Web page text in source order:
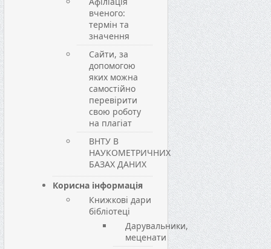
вченого:
термін та
значення
Сайти, за
допомогою
яких можна
самостійно
перевірити
свою роботу
на плагіат
ВНТУ В
НАУКОМЕТРИЧНИХ
БАЗАХ ДАНИХ
Корисна інформація
Книжкові дари
бібліотеці
Дарувальники,
меценати